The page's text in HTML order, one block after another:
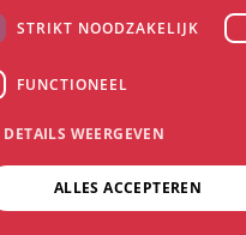
STRIKT NOODZAKELIJK
FUNCTIONEEL
DETAILS WEERGEVEN
ALLES ACCEPTEREN